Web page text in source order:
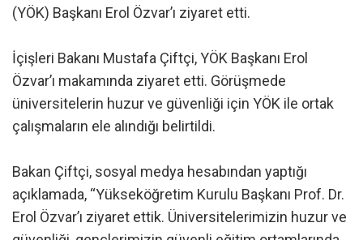
(YÖK) Başkanı Erol Özvar’ı ziyaret etti.
İçişleri Bakanı Mustafa Çiftçi, YÖK Başkanı Erol
Özvar’ı makamında ziyaret etti. Görüşmede
üniversitelerin huzur ve güvenliği için YÖK ile ortak
çalışmaların ele alındığı belirtildi.
Bakan Çiftçi, sosyal medya hesabından yaptığı
açıklamada, “Yükseköğretim Kurulu Başkanı Prof. Dr.
Erol Özvar’ı ziyaret ettik. Üniversitelerimizin huzur ve